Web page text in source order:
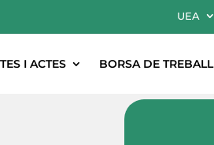
UEA
I ACTES BORSA DE TREBALL